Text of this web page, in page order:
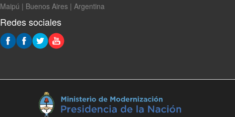
Maipú | Buenos Aires | Argentina
Redes sociales